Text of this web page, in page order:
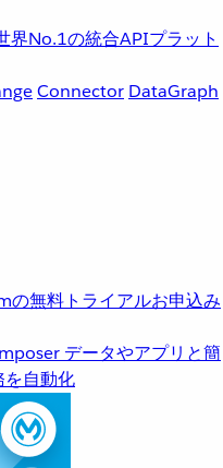
界No.1の統合APIプラット
Connector DataGraph
無料トライアルお申込み
データやアプリと簡
自動化